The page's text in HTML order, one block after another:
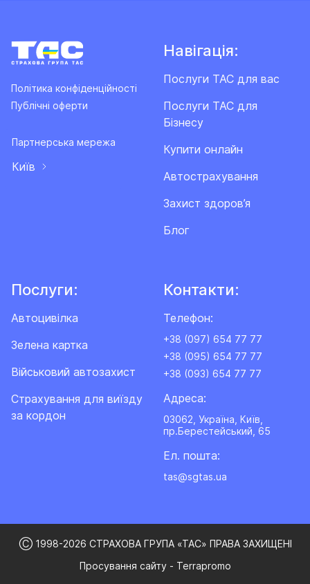
Політика конфіденційності
Публічні оферти
Партнерська мережа
Київ
Навігація:
Послуги ТАС для вас
Послуги ТАС для
Бізнесу
Купити онлайн
Автострахування
Захист здоров’я
Блог
Послуги:
Автоцивілка
Зелена картка
Військовий автозахист
Cтрахування для виїзду
за кордон
Контакти:
Телефон:
+38 (097) 654 77 77
+38 (095) 654 77 77
+38 (093) 654 77 77
Адреса:
03062, Україна, Київ,
пр.Берестейський, 65
Ел. пошта:
tas@sgtas.ua
Ⓒ 1998-2026 СТРАХОВА ГРУПА «ТАС» ПРАВА ЗАХИЩЕНІ
Просування сайту - Terrapromo